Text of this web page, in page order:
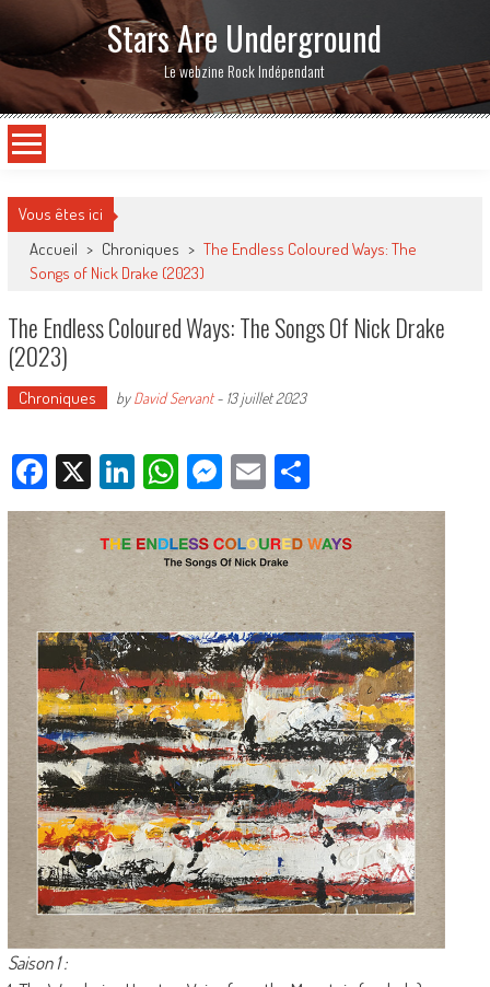
Stars Are Underground
Le webzine Rock Indépendant
Vous êtes ici
Accueil > Chroniques > The Endless Coloured Ways: The
Songs of Nick Drake (2023)
The Endless Coloured Ways: The Songs Of Nick Drake
(2023)
Chroniques byDavid Servant- 13 juillet 2023
Facebook
X LinkedIn
WhatsApp
Messenger
EmailPartager
Saison 1 :